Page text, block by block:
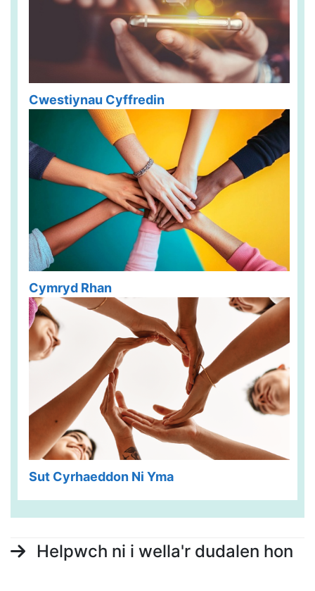
Cwestiynau Cyffredin
Cymryd Rhan
Sut Cyrhaeddon Ni Yma
Helpwch ni i wella'r dudalen hon